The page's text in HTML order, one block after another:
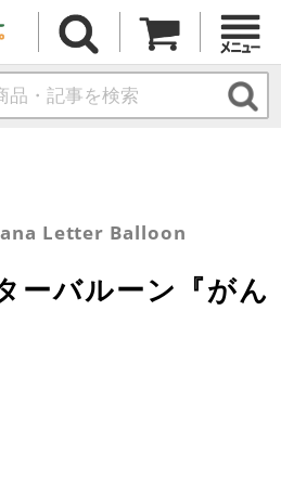
Letter Balloon
ーバルーン『がん